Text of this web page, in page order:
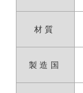
材質
製造国